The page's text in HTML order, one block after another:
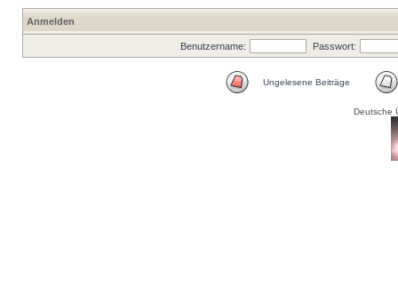
Anmelden
Benutzername: Passwort:
Ungelesene Beiträge
Deutsche